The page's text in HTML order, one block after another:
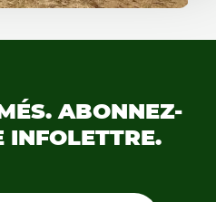
ABONNEZ-
INFOLETTRE.